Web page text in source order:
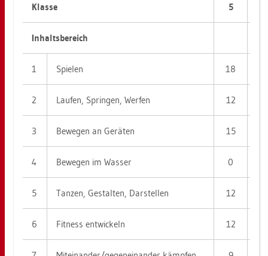
Klas­se 5
In­halts­be­reich
1 Spie­len 18
2 Lau­fen, Sprin­gen, Wer­fen 12
3 Be­we­gen an Ge­rä­ten 15
4 Be­we­gen im Was­ser 0
5 Tan­zen, Ge­stal­ten, Dar­stel­len 12
6 Fit­ness ent­wi­ckeln 12